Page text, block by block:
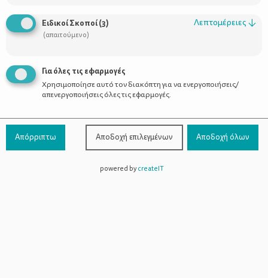
Προϊόντα
Επικοινωνία
800-1199-800(από σταθερό,
χωρίς χρέωση)
Ειδικοί Σκοποί(3)
(απαιτούμενο)
Λεπτομέρειες ↓
Για όλες τις εφαρμογές
Χρησιμοποίησε αυτό τον διακόπτη για να ενεργοποιήσεις/
απενεργοποιήσεις όλες τις εφαρμογές.
Απόρριπτω Αποδοχή επιλεγμένων Αποδοχή όλων
powered bycreateIT